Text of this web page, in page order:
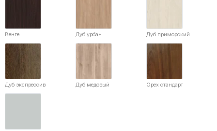
Венге Дуб урбан Дуб приморский
Дуб экспрессив Дуб медовый Орех стандарт